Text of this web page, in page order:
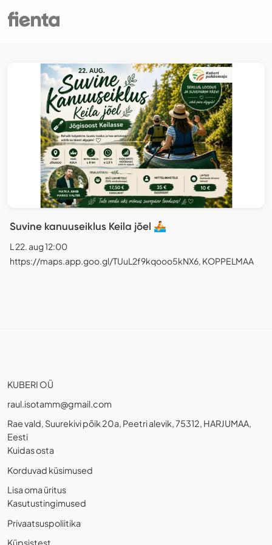
Suvine kanuuseiklus Keila jõel 🚣
L 22. aug 12:00
https://maps.app.goo.gl/TUuL2f9kqooo5kNX6, KOPPELMAA
KUBERI OÜ
raul.isotamm@gmail.com
Rae vald, Suurekivi põik 20a, Peetri alevik, 75312, HARJUMAA,
Eesti
Kuidas osta
Korduvad küsimused
Lisa oma üritus
Kasutustingimused
Privaatsuspoliitika
Küpsistest